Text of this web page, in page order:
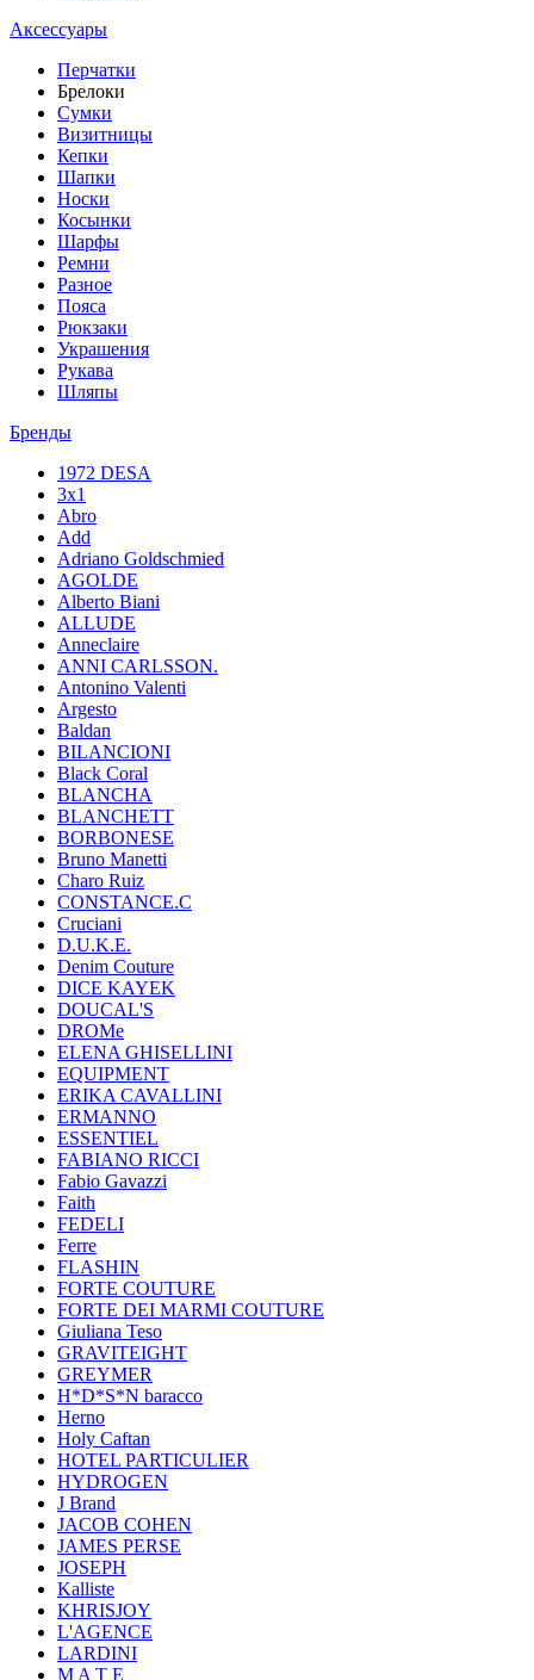
Аксессуары
Перчатки
Брелоки
Сумки
Визитницы
Кепки
Шапки
Носки
Косынки
Шарфы
Ремни
Разное
Пояса
Рюкзаки
Украшения
Рукава
Шляпы
Бренды
1972 DESA
3x1
Abro
Add
Adriano Goldschmied
AGOLDE
Alberto Biani
ALLUDE
Anneclaire
ANNI CARLSSON.
Antonino Valenti
Argesto
Baldan
BILANCIONI
Black Coral
BLANCHA
BLANCHETT
BORBONESE
Bruno Manetti
Charo Ruiz
CONSTANCE.C
Cruciani
D.U.K.E.
Denim Couture
DICE KAYEK
DOUCAL'S
DROMe
ELENA GHISELLINI
EQUIPMENT
ERIKA CAVALLINI
ERMANNO
ESSENTIEL
FABIANO RICCI
Fabio Gavazzi
Faith
FEDELI
Ferre
FLASHIN
FORTE COUTURE
FORTE DEI MARMI COUTURE
Giuliana Teso
GRAVITEIGHT
GREYMER
H*D*S*N baracco
Herno
Holy Caftan
HOTEL PARTICULIER
HYDROGEN
J Brand
JACOB COHEN
JAMES PERSE
JOSEPH
Kalliste
KHRISJOY
L'AGENCE
LARDINI
M A T E